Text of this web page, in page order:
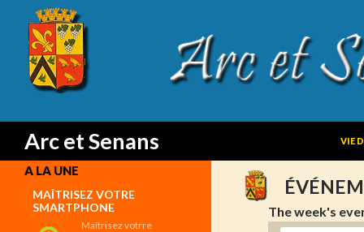
Arc et Senans
Search
VIE
The week's
A LA UNE
MAÎTRISEZ VOTRE
SMARTPHONE
Maîtrisez votrre